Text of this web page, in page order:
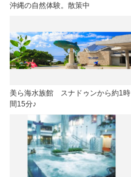
沖縄の自然体験。散策中
美ら海水族館 スナドゥンから約1時
間15分♪